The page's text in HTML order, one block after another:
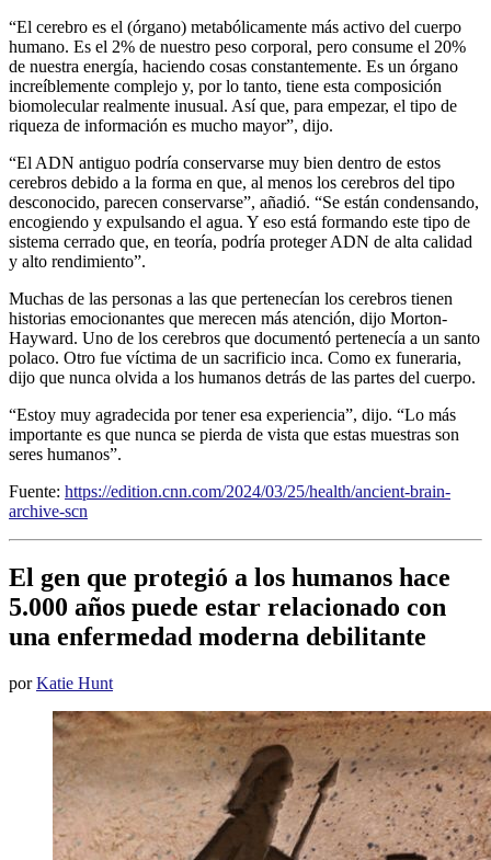
“El cerebro es el (órgano) metabólicamente más activo del cuerpo
humano. Es el 2% de nuestro peso corporal, pero consume el 20%
de nuestra energía, haciendo cosas constantemente. Es un órgano
increíblemente complejo y, por lo tanto, tiene esta composición
biomolecular realmente inusual. Así que, para empezar, el tipo de
riqueza de información es mucho mayor”, dijo.
“El ADN antiguo podría conservarse muy bien dentro de estos
cerebros debido a la forma en que, al menos los cerebros del tipo
desconocido, parecen conservarse”, añadió. “Se están condensando,
encogiendo y expulsando el agua. Y eso está formando este tipo de
sistema cerrado que, en teoría, podría proteger ADN de alta calidad
y alto rendimiento”.
Muchas de las personas a las que pertenecían los cerebros tienen
historias emocionantes que merecen más atención, dijo Morton-
Hayward. Uno de los cerebros que documentó pertenecía a un santo
polaco. Otro fue víctima de un sacrificio inca. Como ex funeraria,
dijo que nunca olvida a los humanos detrás de las partes del cuerpo.
“Estoy muy agradecida por tener esa experiencia”, dijo. “Lo más
importante es que nunca se pierda de vista que estas muestras son
seres humanos”.
Fuente: https://edition.cnn.com/2024/03/25/health/ancient-brain-
archive-scn
El gen que protegió a los humanos hace
5.000 años puede estar relacionado con
una enfermedad moderna debilitante
porKatie Hunt